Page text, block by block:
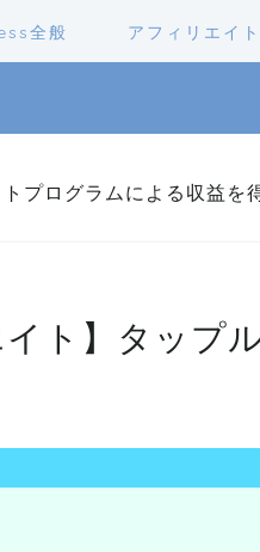
全般 アフィリエイト
プログラムによる収益を
イト】タップ